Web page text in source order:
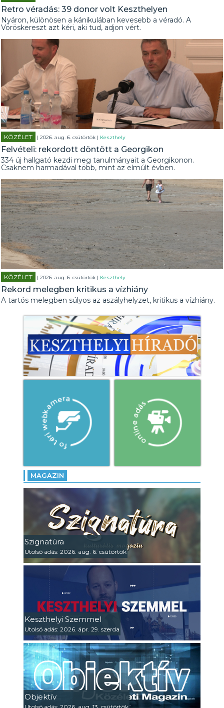
Retro véradás: 39 donor volt Keszthelyen
Nyáron, különösen a kánikulában kevesebb a véradó. A
Vöröskereszt azt kéri, aki tud, adjon vért.
KÖZÉLET | 2026. aug. 6. csütörtök | Keszthely
Felvételi: rekordott döntött a Georgikon
334 új hallgató kezdi meg tanulmányait a Georgikonon.
Csaknem harmadával több, mint az elmúlt évben.
KÖZÉLET | 2026. aug. 6. csütörtök | Keszthely
Rekord melegben kritikus a vízhiány
A tartós melegben súlyos az aszályhelyzet, kritikus a vízhiány.
MAGAZIN
Szignatúra
Utolsó adás: 2026. aug. 6. csütörtök
Keszthelyi Szemmel
Utolsó adás: 2026. ápr. 29. szerda
Objektív